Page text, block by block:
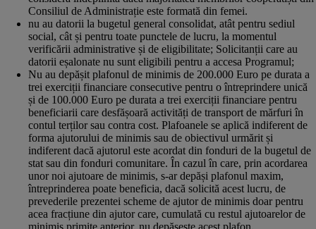
Consiliul de Administrație este formată din femei.
nu au datorii la bugetul general consolidat, atât pentru sediul
social, cât și pentru toate punctele de lucru, la momentul
verificării administrative și de eligibilitate; Solicitanții care au
datorii eșalonate nu sunt eligibili pentru a accesa Programul;
Nu au depășit plafonul de minimis de 200.000 Euro pe durata a
trei exerciții financiare consecutive pentru o întreprindere unică
și de 100.000 Euro pe durata a trei exerciții financiare pentru
beneficiarii care desfășoară activități de transport de mărfuri în
contul terților sau contra cost. Plafoanele se aplică indiferent de
forma ajutorului de minimis sau de obiectivul urmărit și
indiferent dacă ajutorul este acordat din fonduri de la bugetul de
stat sau din fonduri comunitare. În cazul în care, prin acordarea
unor noi ajutoare de minimis, s-ar depăși plafonul maxim,
întreprinderea poate beneficia, dacă solicită acest lucru, de
prevederile prezentei scheme de ajutor de minimis doar pentru
acea fracțiune din ajutor care, cumulată cu restul ajutoarelor de
minimis primite anterior, nu depășește acest plafon.